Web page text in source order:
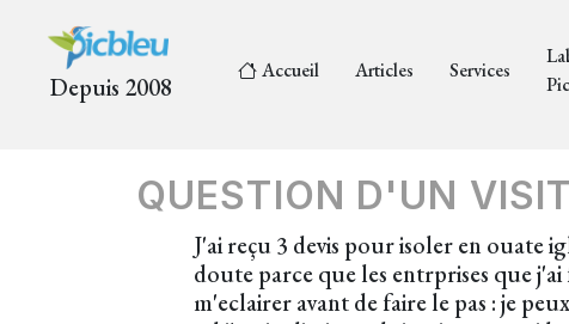
Depuis 2008
Accueil Articles Services
QUESTION D'UN
J'ai reçu 3 devis pour isoler en ouate
doute parce que les entrprises que j'ai
m'eclairer avant de faire le pas : je